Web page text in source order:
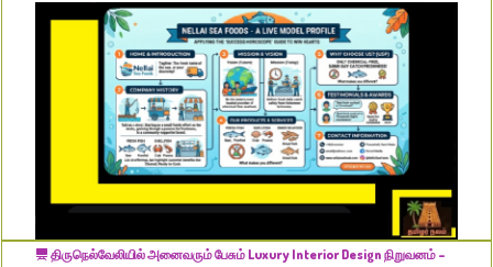
திருநெல்வேலியில் அனைவரும் பேசும் Luxury Interior Design நிறுவனம் –